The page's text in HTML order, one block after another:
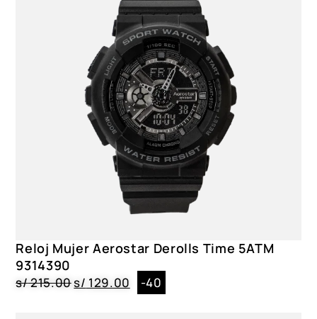
Reloj Mujer Aerostar Derolls Time 5ATM
9314390
s/215.00s/ 129.00 -40